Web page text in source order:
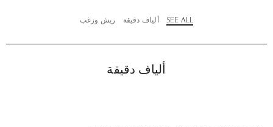
SEE ALL ألياف دقيقة ريش وزغب
ألياف دقيقة